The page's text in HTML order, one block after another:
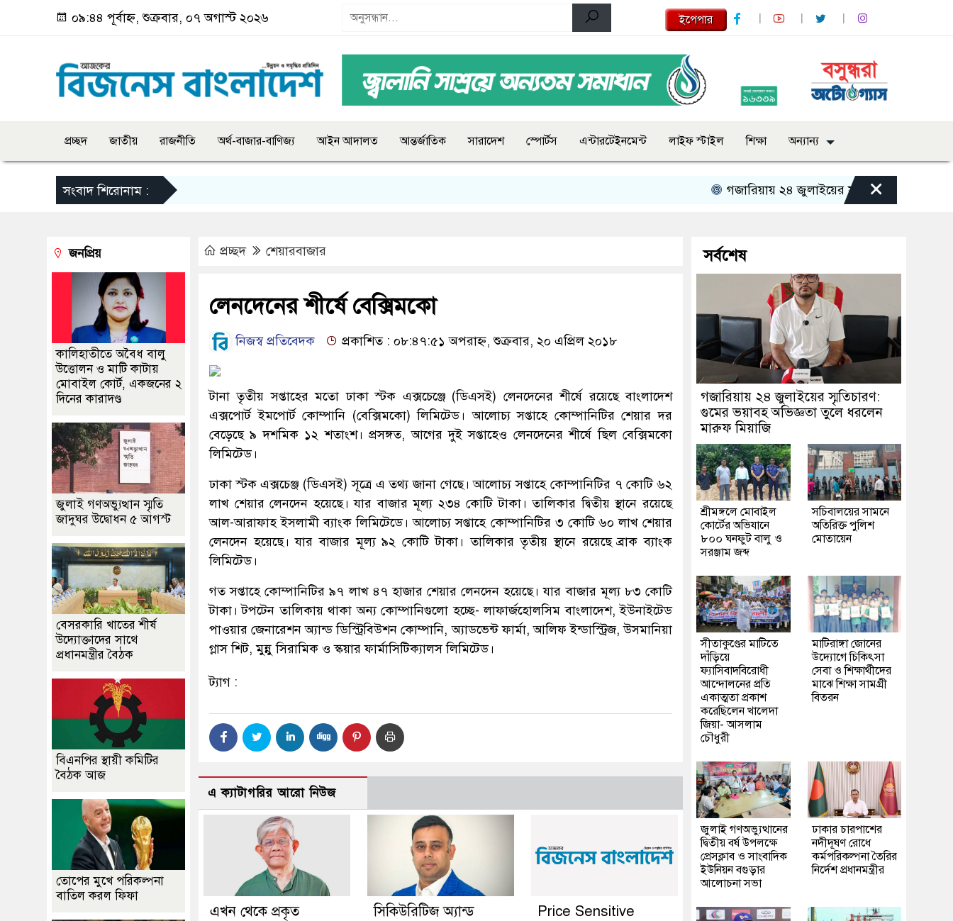
০৯:৪৪ পূর্বাহ্ন, শুক্রবার, ০৭ অগাস্ট ২০২৬ ইপেপার
প্রচ্ছদ জাতীয় রাজনীতি অর্থ-বাজার-বাণিজ্য আইন আদালত আন্তর্জাতিক সারাদেশ স্পোর্টস এন্টারটেইনমেন্ট লাইফ স্টাইল শিক্ষা অন্যান্য
সংবাদ শিরোনাম : গজারিয়ায় ২৪ জুলাইয়ের স্মৃতিচারণ: গুমের ভয়াবহ
×
প্রচ্ছদ শেয়ারবাজার
লেনদেনের শীর্ষে বেক্সিমকো
নিজস্ব প্রতিবেদক প্রকাশিত : ০৮:৪৭:৫১ অপরাহ্ন, শুক্রবার, ২০ এপ্রিল ২০১৮
টানা তৃতীয় সপ্তাহের মতো ঢাকা স্টক এক্সচেঞ্জে (ডিএসই) লেনদেনের শীর্ষে রয়েছে বাংলাদেশ
এক্সপোর্ট ইমপোর্ট কোম্পানি (বেক্সিমকো) লিমিটেড। আলোচ্য সপ্তাহে কোম্পানিটির শেয়ার দর
বেড়েছে ৯ দশমিক ১২ শতাংশ। প্রসঙ্গত, আগের দুই সপ্তাহেও লেনদেনের শীর্ষে ছিল বেক্সিমকো
লিমিটেড।
ঢাকা স্টক এক্সচেঞ্জ (ডিএসই) সূত্রে এ তথ্য জানা গেছে। আলোচ্য সপ্তাহে কোম্পানিটির ৭ কোটি ৬২
লাখ শেয়ার লেনদেন হয়েছে। যার বাজার মূল্য ২৩৪ কোটি টাকা। তালিকার দ্বিতীয় স্থানে রয়েছে
আল-আরাফাহ ইসলামী ব্যাংক লিমিটেডে। আলোচ্য সপ্তাহে কোম্পানিটির ৩ কোটি ৬০ লাখ শেয়ার
লেনদেন হয়েছে। যার বাজার মূল্য ৯২ কোটি টাকা। তালিকার তৃতীয় স্থানে রয়েছে ব্রাক ব্যাংক
লিমিটেড।
গত সপ্তাহে কোম্পানিটির ৯৭ লাখ ৪৭ হাজার শেয়ার লেনদেন হয়েছে। যার বাজার মূল্য ৮৩ কোটি
টাকা। টপটেন তালিকায় থাকা অন্য কোম্পানিগুলো হচ্ছে- লাফার্জহোলসিম বাংলাদেশ, ইউনাইটেড
পাওয়ার জেনারেশন অ্যান্ড ডিস্ট্রিবিউশন কোম্পানি, অ্যাডভেন্ট ফার্মা, আলিফ ইন্ডাস্ট্রিজ, উসমানিয়া
গ্লাস শিট, মুন্নু সিরামিক ও স্কয়ার ফার্মাসিটিক্যালস লিমিটেড।
ট্যাগ :
এ ক্যাটাগরির আরো নিউজ
এখন থেকে প্রকৃত
সিকিউরিটিজ অ্যান্ড
Price Sensitive
জনপ্রিয়
কালিহাতীতে অবৈধ বালু
উত্তোলন ও মাটি কাটায়
মোবাইল কোর্ট, একজনের ২
দিনের কারাদণ্ড
জুলাই গণঅভ্যুত্থান স্মৃতি
জাদুঘর উদ্বোধন ৫ আগস্ট
বেসরকারি খাতের শীর্ষ
উদ্যোক্তাদের সাথে
প্রধানমন্ত্রীর বৈঠক
বিএনপির স্থায়ী কমিটির
বৈঠক আজ
তোপের মুখে পরিকল্পনা
বাতিল করল ফিফা
সর্বশেষ
গজারিয়ায় ২৪ জুলাইয়ের স্মৃতিচারণ:
গুমের ভয়াবহ অভিজ্ঞতা তুলে ধরলেন
মারুফ মিয়াজি
শ্রীমঙ্গলে মোবাইল
কোর্টের অভিযানে
৮০০ ঘনফুট বালু ও
সরঞ্জাম জব্দ
সচিবালয়ের সামনে
অতিরিক্ত পুলিশ
মোতায়েন
সীতাকুণ্ডের মাটিতে
দাঁড়িয়ে
ফ্যাসিবাদবিরোধী
আন্দোলনের প্রতি
একাত্মতা প্রকাশ
করেছিলেন খালেদা
জিয়া- আসলাম
চৌধুরী
মাটিরাঙ্গা জোনের
উদ্যোগে চিকিৎসা
সেবা ও শিক্ষার্থীদের
মাঝে শিক্ষা সামগ্রী
বিতরন
জুলাই গণঅভ্যুত্থানের
দ্বিতীয় বর্ষ উপলক্ষে
প্রেসক্লাব ও সাংবাদিক
ইউনিয়ন বগুড়ার
আলোচনা সভা
ঢাকার চারপাশের
নদীদূষণ রোধে
কর্মপরিকল্পনা তৈরির
নির্দেশ প্রধানমন্ত্রীর